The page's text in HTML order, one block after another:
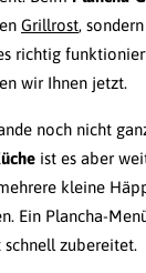
Grillrost,
richtig
wir Ihnen jetzt.
noch nicht
ist es aber
kleine
Ein Plancha-
zubereitet.